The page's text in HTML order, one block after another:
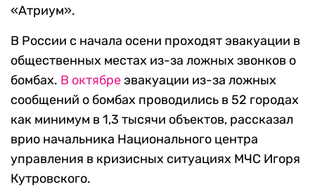
«Атриум».
В России с начала осени проходят эвакуации в
общественных местах из-за ложных звонков о
бомбах. В октябре эвакуации из-за ложных
сообщений о бомбах проводились в 52 городах
как минимум в 1,3 тысячи объектов, рассказал
врио начальника Национального центра
управления в кризисных ситуациях МЧС Игоря
Кутровского.